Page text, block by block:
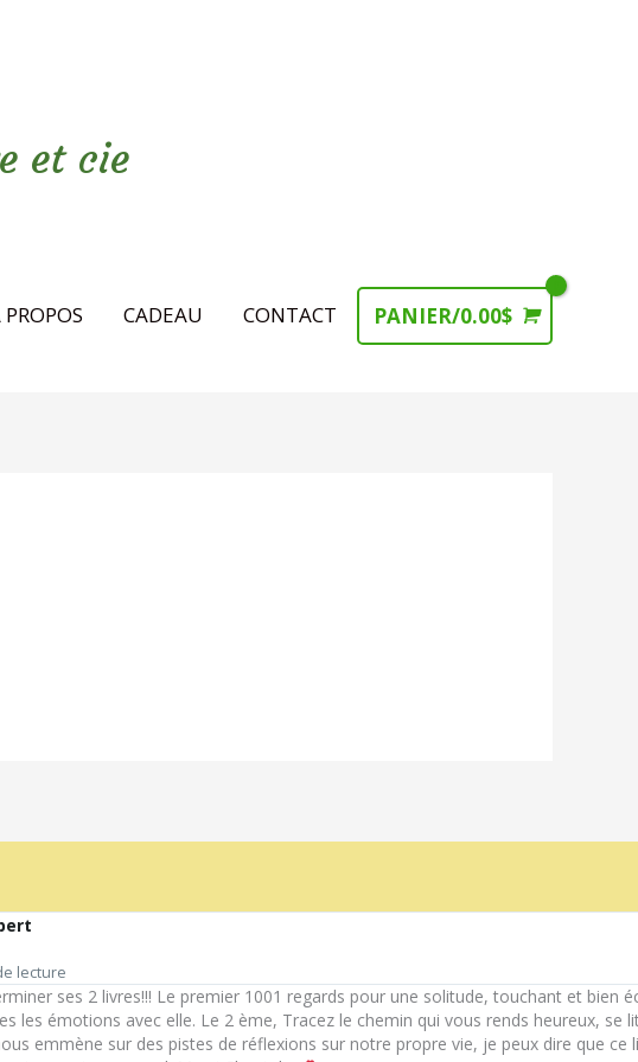
et cie
PROPOS CADEAU CONTACT PANIER/0.00$
lecture
ses 2 livres!!! Le premier 1001 regards pour une solitude, touchant et bien
les émotions avec elle. Le 2 ème, Tracez le chemin qui vous rends heureux, se
emmène sur des pistes de réflexions sur notre propre vie, je peux dire que ce